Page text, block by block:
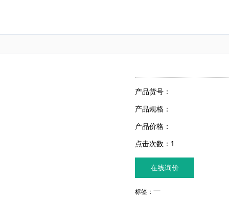
产品货号：
产品规格：
产品价格：
点击次数： 1
在线询价
标签：